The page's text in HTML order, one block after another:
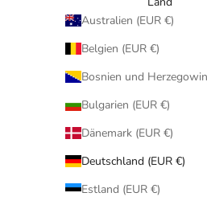
Australien (EUR €)
Belgien (EUR €)
Bosnien und
Bulgarien (EUR €)
Dänemark (EUR €)
Deutschland (EUR €)
Estland (EUR €)